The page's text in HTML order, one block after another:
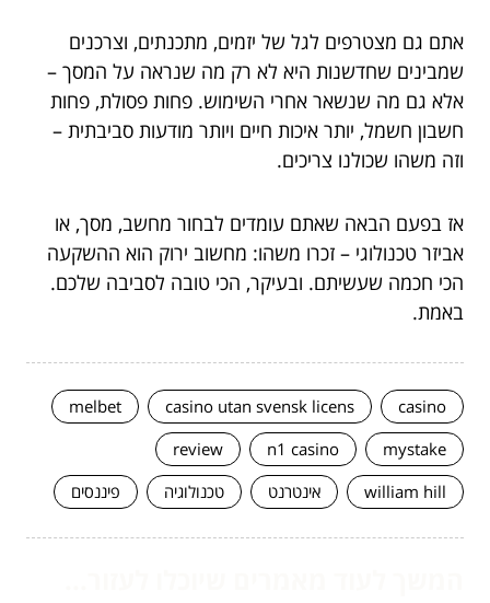
אתם גם מצטרפים לגל של יזמים, מתכנתים, וצרכנים
שמבינים שחדשנות היא לא רק מה שנראה על המסך –
אלא גם מה שנשאר אחרי השימוש. פחות פסולת, פחות
חשבון חשמל, יותר איכות חיים ויותר מודעות סביבתית –
וזה משהו שכולנו צריכים.
אז בפעם הבאה שאתם עומדים לבחור מחשב, מסך, או
אביזר טכנולוגי – זכרו משהו: מחשוב ירוק הוא ההשקעה
הכי חכמה שעשיתם. ובעיקר, הכי טובה לסביבה שלכם.
באמת.
casino
casino utan svensk licens
melbet
mystake
n1 casino
review
william hill
אינטרנט טכנולוגיה פיננסים